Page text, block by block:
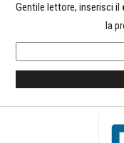
Gentile lettore, inserisci il
la